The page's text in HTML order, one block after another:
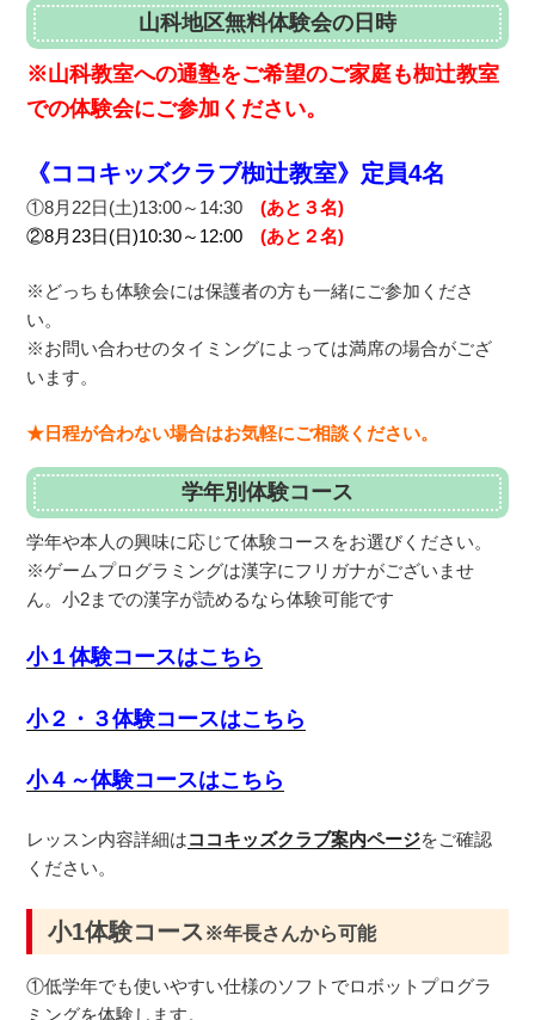
山科地区無料体験会の日時
※山科教室への通塾をご希望のご家庭も椥辻教室
での体験会にご参加ください。
《ココキッズクラブ椥辻教室》定員4名
①8月22日(土)13:00～14:30(あと３名)
②8月23日(日)10:30～12:00
(あと２名)
※どっちも体験会には保護者の方も一緒にご参加くださ
い。
※お問い合わせのタイミングによっては満席の場合がござ
います。
★日程が合わない場合はお気軽にご相談ください。
学年別体験コース
学年や本人の興味に応じて体験コースをお選びください。
※ゲームプログラミングは漢字にフリガナがございませ
ん。小2までの漢字が読めるなら体験可能です
小１体験コースはこちら
小２・３体験コースはこちら
小４～体験コースはこちら
レッスン内容詳細はココキッズクラブ案内ページをご確認
ください。
小1体験コース ※年長さんから可能
①低学年でも使いやすい仕様のソフトでロボットプログラ
ミングを体験します。